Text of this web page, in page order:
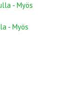
- Myös
- Myös